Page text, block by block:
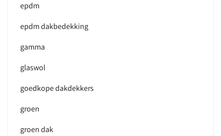
epdm
epdm dakbedekking
gamma
glaswol
goedkope dakdekkers
groen
groen dak